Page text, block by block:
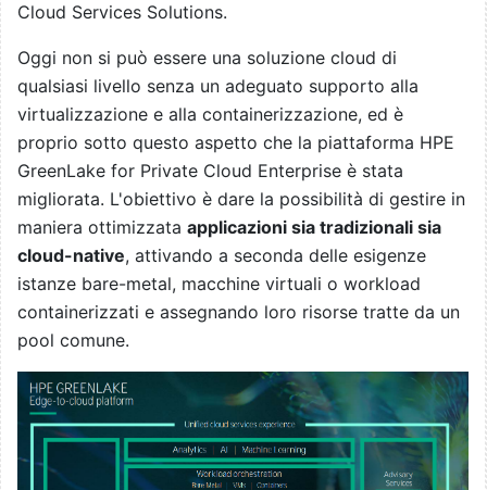
Cloud Services Solutions.
Oggi non si può essere una soluzione cloud di
qualsiasi livello senza un adeguato supporto alla
virtualizzazione e alla containerizzazione, ed è
proprio sotto questo aspetto che la piattaforma HPE
GreenLake for Private Cloud Enterprise è stata
migliorata. L'obiettivo è dare la possibilità di gestire in
maniera ottimizzata applicazioni sia tradizionali sia
cloud-native, attivando a seconda delle esigenze
istanze bare-metal, macchine virtuali o workload
containerizzati e assegnando loro risorse tratte da un
pool comune.